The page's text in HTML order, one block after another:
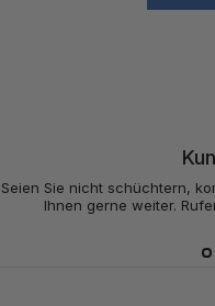
Seien Sie nicht schüchtern,
Ihnen gerne weiter.